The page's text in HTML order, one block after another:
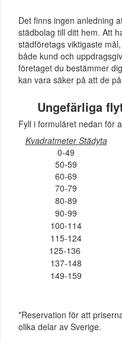
Det finns ingen anledning
städbolag till ditt hem. Att
städföretags viktigaste
både kund och
företaget du bestämmer
kan vara säker på att de
Ungefärliga
Fyll i formuläret nedan för
Kvadratmeter Städyta
0-49
50-59
60-69
70-79
80-89
90-99
100-114
115-124
125-136
137-148
149-159
*Reservation för att
olika delar av Sverige.